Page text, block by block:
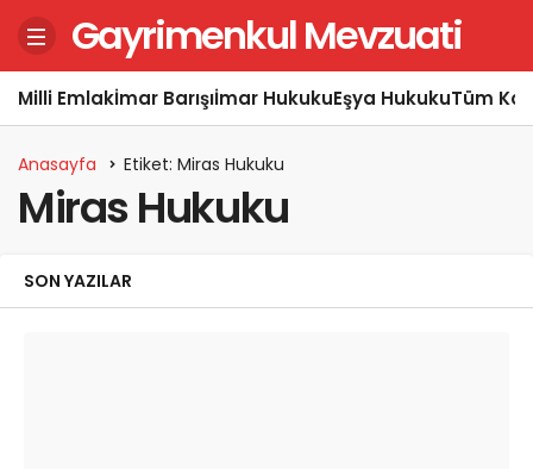
Gayrimenkul Mevzuati
Milli Emlakİmar Barışıİmar HukukuEşya HukukuTüm
Anasayfa Etiket: Miras Hukuku
Miras Hukuku
SON YAZILAR